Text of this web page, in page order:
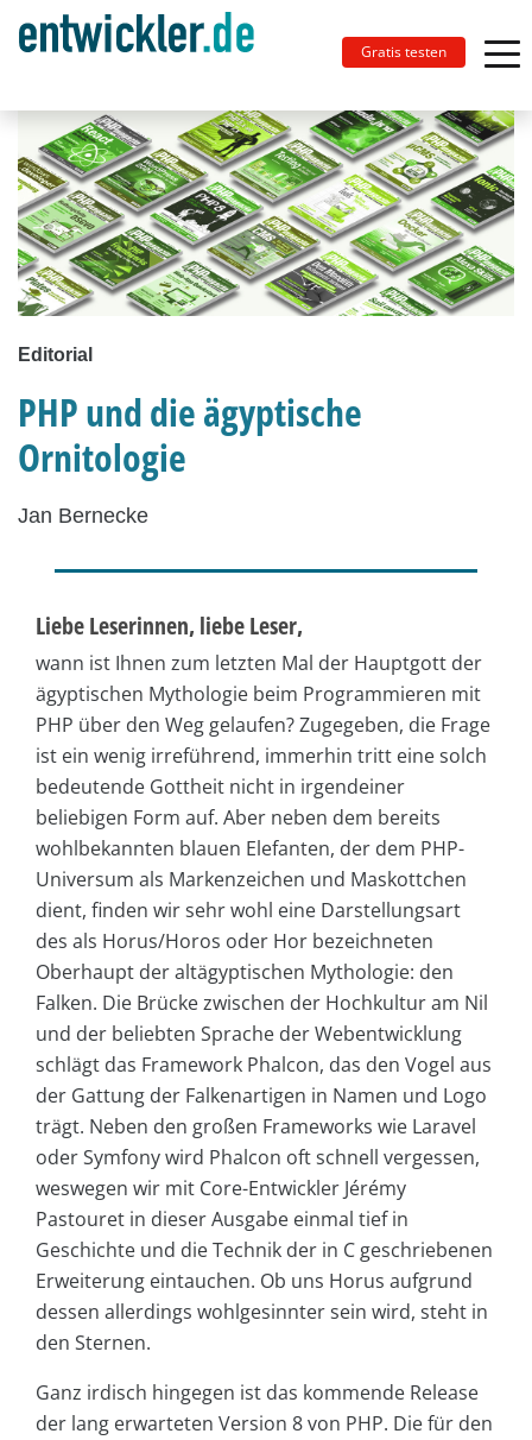
Gratis testen
Editorial
PHP und die ägyptische
Ornitologie
Jan Bernecke
Liebe Leserinnen, liebe Leser,
wann ist Ihnen zum letzten Mal der Hauptgott der
ägyptischen Mythologie beim Programmieren mit
PHP über den Weg gelaufen? Zugegeben, die Frage
ist ein wenig irreführend, immerhin tritt eine solch
bedeutende Gottheit nicht in irgendeiner
beliebigen Form auf. Aber neben dem bereits
wohlbekannten blauen Elefanten, der dem PHP-
Universum als Markenzeichen und Maskottchen
dient, finden wir sehr wohl eine Darstellungsart
des als Horus/Horos oder Hor bezeichneten
Oberhaupt der altägyptischen Mythologie: den
Falken. Die Brücke zwischen der Hochkultur am Nil
und der beliebten Sprache der Webentwicklung
schlägt das Framework Phalcon, das den Vogel aus
der Gattung der Falkenartigen in Namen und Logo
trägt. Neben den großen Frameworks wie Laravel
oder Symfony wird Phalcon oft schnell vergessen,
weswegen wir mit Core-Entwickler Jérémy
Pastouret in dieser Ausgabe einmal tief in
Geschichte und die Technik der in C geschriebenen
Erweiterung eintauchen. Ob uns Horus aufgrund
dessen allerdings wohlgesinnter sein wird, steht in
den Sternen.
Ganz irdisch hingegen ist das kommende Release
der lang erwarteten Version 8 von PHP. Die für den